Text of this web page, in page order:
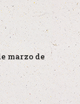
marzo de